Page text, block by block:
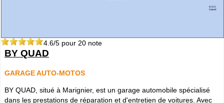
4.6/5 pour 20 note
BY QUAD
GARAGE AUTO-MOTOS
BY QUAD, situé à Marignier, est un garage automobile spécialisé
dans les prestations de réparation et d'entretien de voitures. Avec